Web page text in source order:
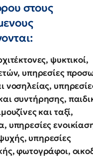
στους
ψυκτικοί,
υπηρεσίες
νοσηλείας,
συντήρησης,
και ταξί,
υπηρεσίες
υπηρεσίες
φωτογράφοι,